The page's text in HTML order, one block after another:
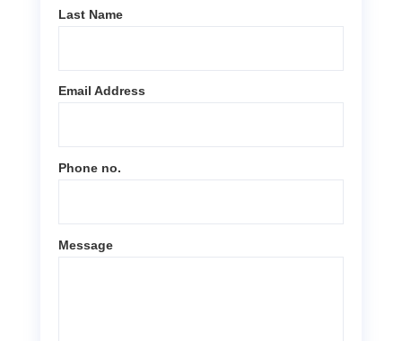
Last Name
Email Address
Phone no.
Message